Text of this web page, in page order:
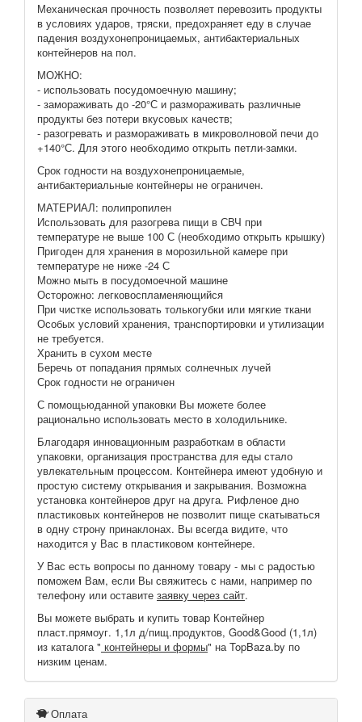
Механическая прочность позволяет перевозить продукты
в условиях ударов, тряски, предохраняет еду в случае
падения воздухонепроницаемых, антибактериальных
контейнеров на пол.
МОЖНО:
- использовать посудомоечную машину;
- замораживать до -20°С и размораживать различные
продукты без потери вкусовых качеств;
- разогревать и размораживать в микроволновой печи до
+140°С. Для этого необходимо открыть петли-замки.
Срок годности на воздухонепроницаемые,
антибактериальные контейнеры не ограничен.
МАТЕРИАЛ: полипропилен
Использовать для разогрева пищи в СВЧ при
температуре не выше 100 С (необходимо открыть крышку)
Пригоден для хранения в морозильной камере при
температуре не ниже -24 С
Можно мыть в посудомоечной машине
Осторожно: легковоспламеняющийся
При чистке использовать толькогубки или мягкие ткани
Особых условий хранения, транспортировки и утилизации
не требуется.
Хранить в сухом месте
Беречь от попадания прямых солнечных лучей
Срок годности не ограничен
С помощьюданной упаковки Вы можете более
рационально использовать место в холодильнике.
Благодаря инновационным разработкам в области
упаковки, организация пространства для еды стало
увлекательным процессом. Контейнера имеют удобную и
простую систему открывания и закрывания. Возможна
установка контейнеров друг на друга. Рифленое дно
пластиковых контейнеров не позволит пище скатываться
в одну строну принаклонах. Вы всегда видите, что
находится у Вас в пластиковом контейнере.
У Вас есть вопросы по данному товару - мы с радостью
поможем Вам, если Вы свяжитесь с нами, например по
телефону или оставите заявку через сайт.
Вы можете выбрать и купить товар Контейнер
пласт.прямоуг. 1,1л д/пищ.продуктов, Good&Good (1,1л)
из каталога " контейнеры и формы" на TopBaza.by по
низким ценам.
Оплата